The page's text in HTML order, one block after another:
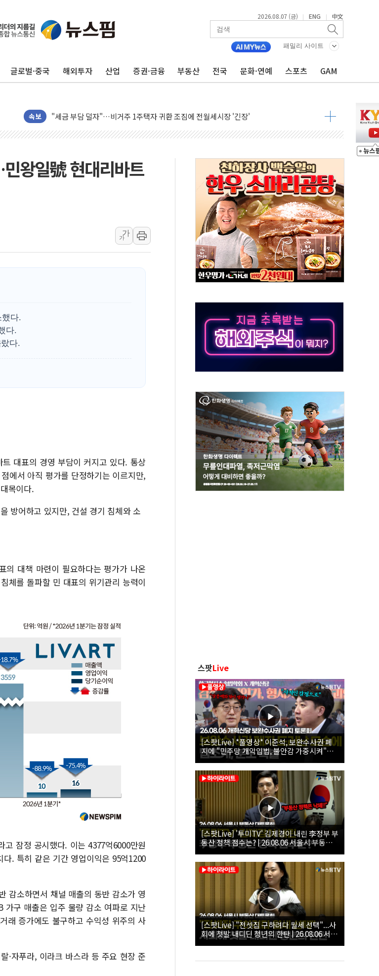
2026.08.07 (금) | ENG | 中文
패밀리 사이트
글로벌·중국 해외투자 산업 증권·금융 부동산 전국 문화·연예 스포츠 GAM
속보
트럼프, '원정출산 시민권 차단' 행정명령 서명…출생시민권 제한 재시동
세금 부담 커진 고가 1주택자…맞교환·재매수·다운사이징 '저울질'
현대리바트, 원가 개선으로 실적 방어…다음 과제는 '외형 확대'
뉴욕증시, 유가·금리 부담에 하락…다우 5거래일 랠리 '마침표'
이란, 오만과 호르무즈 해협 재개방 합의 막바지.."美와 직접 협상 없어"
[민주 당권주자 일정] 송영길·정청래·김민석 후보 - 8월 7일
李대통령, 오늘 부동산 정책 점검 2차 회의…주택 공급 대책 막바지 조율할 듯
[오늘의 정치일정] 8월 7일(금)
[오늘의 국회일정] 상임위·세미나·기자회견·주요 정당 - 8월 7일
이란, 美·이스라엘 선박 호르무즈 통항 제한 추진…美 "통행 막을 권한 없어"
유럽증시, 견조한 실적 소화하며 대부분 상승… "2분기 기업 순이익 21% 증가" 전망
리투아니아 국방 "러, 우크라 드론으로 나토 회원국 공격 검토… 거짓 깃발 작전"
뉴욕증시 개장 전 특징주...모더나·아이온큐·도어대시↑ VS 샌디스크·피그마·앱러빈↓
김정관 장관 "영업이익 N% 성과급 반대…상법·자본시장법 개정 논의"
뉴욕증시 프리뷰, 미 주가선물 AI주 차익실현 속 혼조세...웨스턴디지털·샌디스크↓
청와대, 북한 단거리 탄도미사일 발사에 긴급 안보 점검회의
왕일號 현대리바트
가
가
했다.
다.
다.
대표의 경영 부담이 커지고 있다. 통상
에서 아직 평가를 단정하기는 이르지만,
목이다.
방어하고 있지만, 건설 경기 침체와 소
의 대책 마련이 필요하다는 평가가 나온
체를 돌파할 민 대표의 위기관리 능력이
잠정 공시했다. 이는 4377억6000만원
. 특히 같은 기간 영업이익은 95억1200
감소하면서 채널 매출의 동반 감소가 영
가구 매출은 입주 물량 감소 여파로 지난
래 증가에도 불구하고 수익성 위주의 사
·자푸라, 이라크 바스라 등 주요 현장 준
스팟Live
[스팟Live] *풀영상* 이준석, 보완수사권 폐
지에 "민주당 개악입법, 불안감 가중시켜"｜
26.08.06 개혁신당 보완수사권 폐지 토론회
[스팟Live] '투미TV' 김제경이 내린 李정부 부
동산 정책 점수는? | 26.08.06 서울시 부동산
대토론회
[스팟Live] "전셋집 구하려다 월세 선택"...사
회에 첫발 내디딘 청년의 한탄 | 26.08.06 서울
시 부동산 대토론회